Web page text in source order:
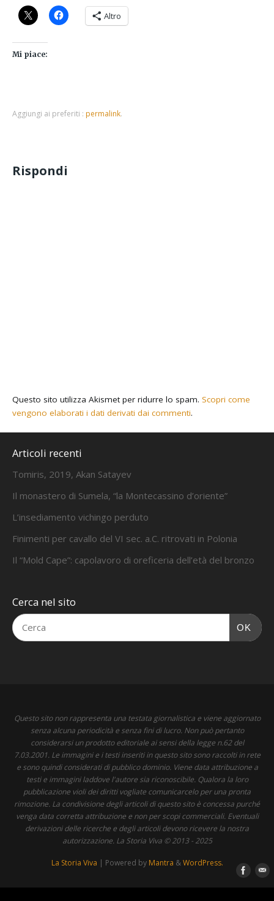
Altro
Mi piace:
Aggiungi ai preferiti : permalink.
Rispondi
Questo sito utilizza Akismet per ridurre lo spam. Scopri come
vengono elaborati i dati derivati dai commenti.
Articoli recenti
Tomiris, 2019, Akan Satayev
Il monastero di Sumela, “la Montecassino d’oriente”
L’insediamento vichingo perduto
Finimenti per cavallo del VI sec. a.C. ritrovati in Polonia
Il “Mold Cape”: capolavoro di oreficeria dell’età del bronzo
Cerca nel sito
OK
Questo sito non rappresenta una testata giornalistica e viene aggiornato
senza alcuna periodicità e senza fini di lucro. Non può pertanto
considerarsi un prodotto editoriale ai sensi della legge n.62 del
7.03.2001. Le immagini e i testi inseriti in questo sito sono raccolti in rete
e sono quindi considerati di pubblico dominio. Viene data attribuzione a
testi e immagini laddove l'autore sia riconoscibile. Qualora la loro
pubblicazione violi dei diritti vogliate comunicarcelo per una pronta
rimozione. La condivisione degli articoli di questo sito è concessa purché
venga data corretta attribuzione e non per scopi commerciali. Eventuali
derivazioni delle ricerche e degli articoli devono ricevere la nostra
autorizzazione. La Storia Viva © 2013 - 2025
La Storia Viva | Powered by Mantra &WordPress.